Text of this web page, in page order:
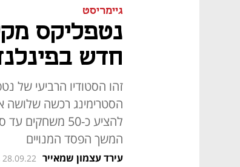
גיימריסט
נטפליקס
חדש
זהו הסטודיו הרביעי של
להציע כ-50
המשך הפסד המנויים
עירד עצמון שמאייר 28.09.22